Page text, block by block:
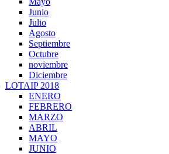
Junio
Julio
Agosto
Septiembre
Octubre
noviembre
Diciembre
LOTAIP 2018
ENERO
FEBRERO
MARZO
ABRIL
MAYO
JUNIO